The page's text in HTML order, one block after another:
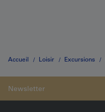
Accueil Loisir Excursions